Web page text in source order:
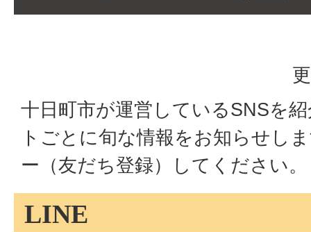
十日町市が運営しているSNSを
トごとに旬な情報をお知らせし
ー（友だち登録）してください。
LINE